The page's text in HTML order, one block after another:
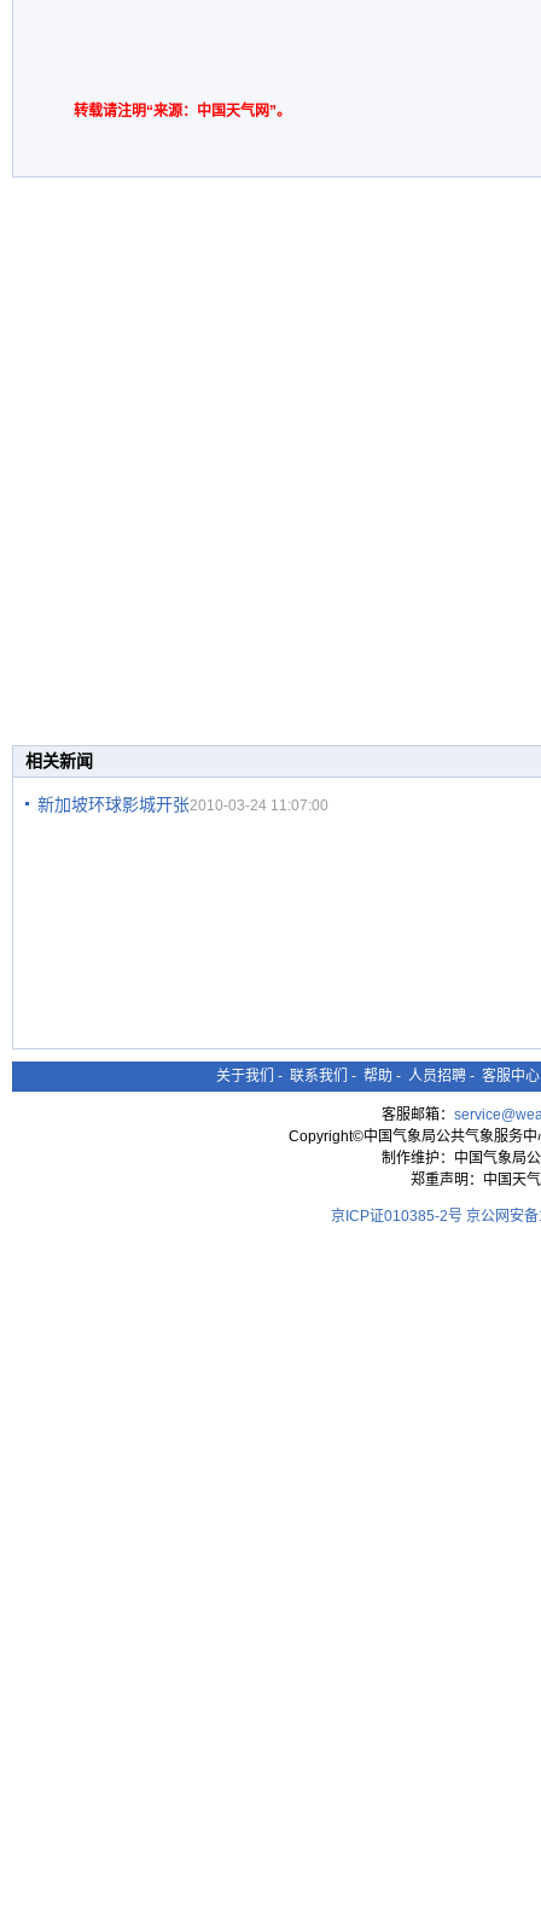
转载请注明“来源：中国天气网”。
相关新闻
新加坡环球影城开张2010-03-24 11:07:00
关于我们 - 联系我们 - 帮助 - 人员招聘 - 客服中心
客服邮箱：
Copyright©中国气象局公共气象服务
制作维护：中国气象局
郑重声明：中国天
京ICP证010385-2号 京公网安